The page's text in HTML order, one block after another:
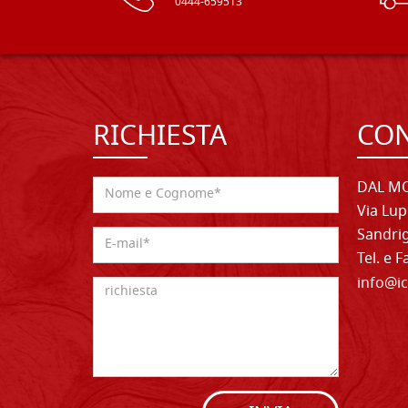
RICHIESTA
DAL
Via
Tel. e